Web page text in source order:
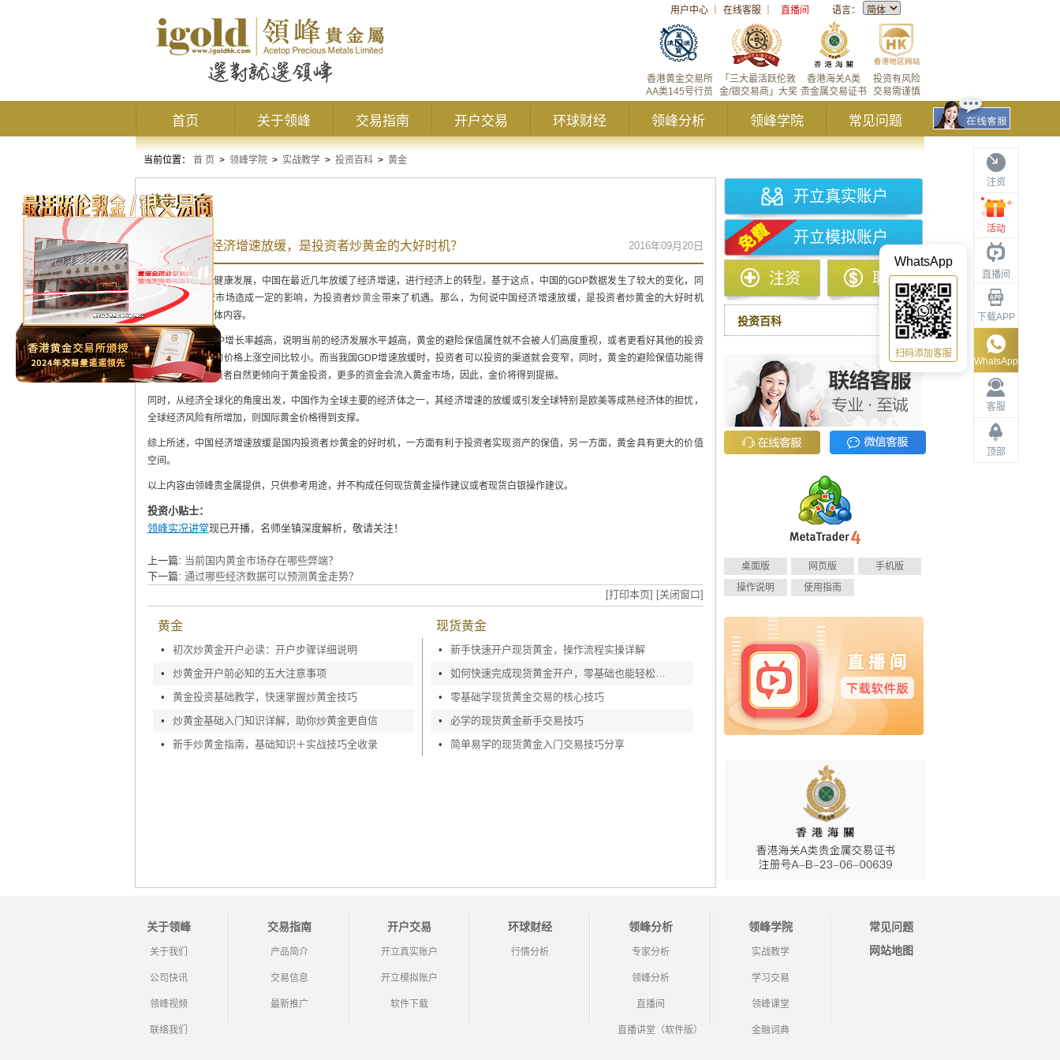
用户中心 在线客服 直播间 语言：
投资有风险
交易需谨慎
香港海关A类
贵金属交易证书
「三大最活跃伦敦
金/银交易商」大奖
香港黄金交易所
AA类145号行员
首页 关于领峰 交易指南 开户交易 环球财经 领峰分析 领峰学院 常见问题
注资
活动
直播间
下载APP
客服
顶部
WhatsApp
WhatsApp
扫码添加客服
当前位置： 首 页 > 领峰学院 > 实战教学 > 投资百科 > 黄金
黄金
为何说中国经济增速放缓，是投资者炒黄金的大好时机？ 2016年09月20日
为了实现经济的健康发展，中国在最近几年放缓了经济增速，进行经济上的转型，基于这点，中国的GDP数据发生了较大的变化，同
时也对黄金投资市场造成一定的影响，为投资者炒黄金带来了机遇。那么，为何说中国经济增速放缓，是投资者炒黄金的大好时机
呢？请看以下具体内容。
一般情况下，GDP增长率越高，说明当前的经济发展水平越高，黄金的避险保值属性就不会被人们高度重视，或者更看好其他的投资
渠道，所以黄金的价格上涨空间比较小。而当我国GDP增速放缓时，投资者可以投资的渠道就会变窄，同时，黄金的避险保值功能得
到突显，国内投资者自然更倾向于黄金投资，更多的资金会流入黄金市场，因此，金价将得到提振。
同时，从经济全球化的角度出发，中国作为全球主要的经济体之一，其经济增速的放缓或引发全球特别是欧美等成熟经济体的担忧，
全球经济风险有所增加，则国际黄金价格得到支撑。
综上所述，中国经济增速放缓是国内投资者炒黄金的好时机，一方面有利于投资者实现资产的保值，另一方面，黄金具有更大的价值
空间。
以上内容由领峰贵金属提供，只供参考用途，并不构成任何现货黄金操作建议或者现货白银操作建议。
投资小贴士：
领峰实况讲堂现已开播，名师坐镇深度解析，敬请关注！
上一篇: 当前国内黄金市场存在哪些弊端？
下一篇: 通过哪些经济数据可以预测黄金走势？
[打印本页] [关闭窗口]
黄金
•
初次炒黄金开户必读：开户步骤详细说明
•
炒黄金开户前必知的五大注意事项
•
黄金投资基础教学，快速掌握炒黄金技巧
•
炒黄金基础入门知识详解，助你炒黄金更自信
•
新手炒黄金指南，基础知识＋实战技巧全收录
现货黄金
•
新手快速开户现货黄金，操作流程实操详解
•
如何快速完成现货黄金开户，零基础也能轻松上手
•
零基础学现货黄金交易的核心技巧
•
必学的现货黄金新手交易技巧
•
简单易学的现货黄金入门交易技巧分享
开立真实账户
开立模拟账户
注资 取款
投资百科
桌面版 网页版
手机版
操作说明
使用指南
关于领峰
关于我们
公司快讯
领峰视频
联络我们
交易指南
产品简介
交易信息
最新推广
开户交易
开立真实账户
开立模拟账户
软件下载
环球财经
行情分析
领峰分析
专家分析
领峰分析
直播间
直播讲堂（软件版）
领峰学院
实战教学
学习交易
领峰课堂
金融词典
常见问题
网站地图